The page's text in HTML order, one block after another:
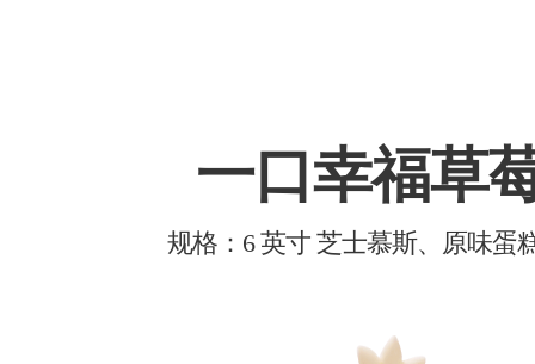
一口幸福草
规格：6 英寸 芝士慕斯、原味蛋